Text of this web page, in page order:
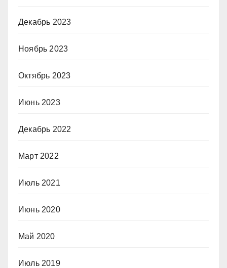
Декабрь 2023
Ноябрь 2023
Октябрь 2023
Июнь 2023
Декабрь 2022
Март 2022
Июль 2021
Июнь 2020
Май 2020
Июль 2019